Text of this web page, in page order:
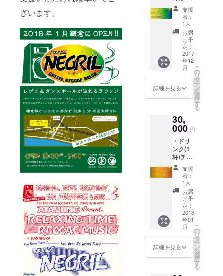
ざいます。
願いいたし
ます。
付きま
Thank
you
letterを
お送り
致しま
す。
ケット5
枚 ・ス
テッ
カー10
リジナ
ルミッ
クス
CD(Reg
gae)(プ
ロのサ
ウンド
月1回制
作×3ヶ
月 ・希
望の方
に店内
へご希
望の写
真を掲
タッフ
として
体験
(コー
ヒー、
ジャマ
イカ料
理のス
支援
者：
1人
お届
け予
定：
2017
年12
月
詳細を見る
こ
の
リ
タ
ー
ン
を
選
択
す
る
30,
000 円
・ドリ
ンク(1
杯)チ
ケット
10枚 ・
ステッ
カー10
リジナ
ルミッ
クス
CD(Reg
gae)(プ
ロのサ
ウンド
支援
者：
1人
お届
け予
定：
2018
年01
月
詳細を見る
こ
の
リ
タ
ー
ン
を
選
択
す
る